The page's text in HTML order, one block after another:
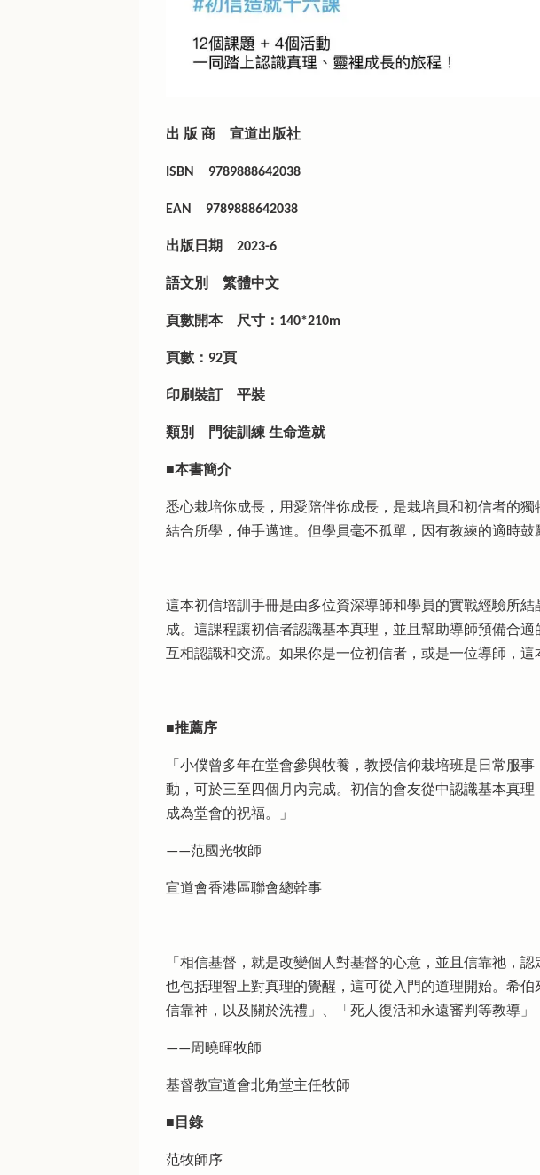
出 版 商 宣道出版社
ISBN 9789888642038
EAN 9789888642038
出版日期 2023-6
語文別 繁體中文
頁數開本 尺寸：140*210m
頁數：92頁
印刷裝訂 平裝
類別 門徒訓練 生命造就
■本書簡介
悉心栽培你成長，用愛陪伴你成長，是栽培員和初信者的
結合所學，伸手邁進。但學員毫不孤單，因有教練的適時
這本初信培訓手冊是由多位資深導師和學員的實戰經驗所
成。這課程讓初信者認識基本真理，並且幫助導師預備合
互相認識和交流。如果你是一位初信者，或是一位導師，這
■推薦序
「小僕曾多年在堂會參與牧養，教授信仰栽培班是日常服
動，可於三至四個月內完成。初信的會友從中認識基本真
成為堂會的祝福。」
——范國光牧師
宣道會香港區聯會總幹事
「相信基督，就是改變個人對基督的心意，並且信靠祂，
也包括理智上對真理的覺醒，這可從入門的道理開始。希
信靠神，以及關於洗禮」、「死人復活和永遠審判等教導
——周曉暉牧師
基督教宣道會北角堂主任牧師
■目錄
范牧師序